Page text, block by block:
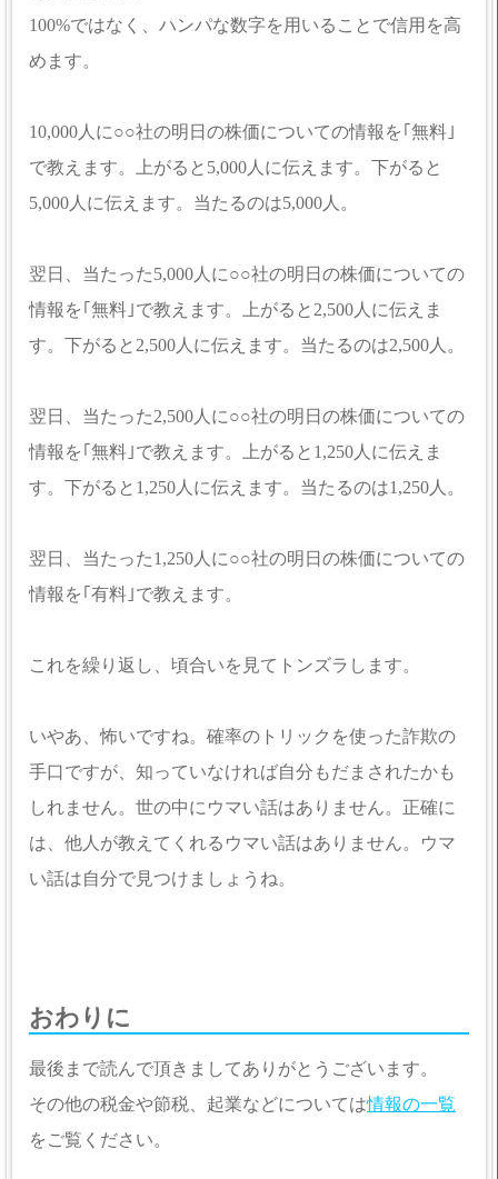
100%ではなく、ハンパな数字を用いることで信用を高
めます。
10,000人に○○社の明日の株価についての情報を｢無料｣
で教えます。上がると5,000人に伝えます。下がると
5,000人に伝えます。当たるのは5,000人。
翌日、当たった5,000人に○○社の明日の株価についての
情報を｢無料｣で教えます。上がると2,500人に伝えま
す。下がると2,500人に伝えます。当たるのは2,500人。
翌日、当たった2,500人に○○社の明日の株価についての
情報を｢無料｣で教えます。上がると1,250人に伝えま
す。下がると1,250人に伝えます。当たるのは1,250人。
翌日、当たった1,250人に○○社の明日の株価についての
情報を｢有料｣で教えます。
これを繰り返し、頃合いを見てトンズラします。
いやあ、怖いですね。確率のトリックを使った詐欺の
手口ですが、知っていなければ自分もだまされたかも
しれません。世の中にウマい話はありません。正確に
は、他人が教えてくれるウマい話はありません。ウマ
い話は自分で見つけましょうね。
おわりに
最後まで読んで頂きましてありがとうございます。
その他の税金や節税、起業などについては情報の一覧
をご覧ください。